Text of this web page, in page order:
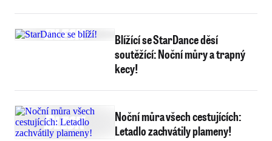
Blížící se StarDance děsí
soutěžící: Noční můry a trapný
kecy!
Noční můra všech cestujících:
Letadlo zachvátily plameny!